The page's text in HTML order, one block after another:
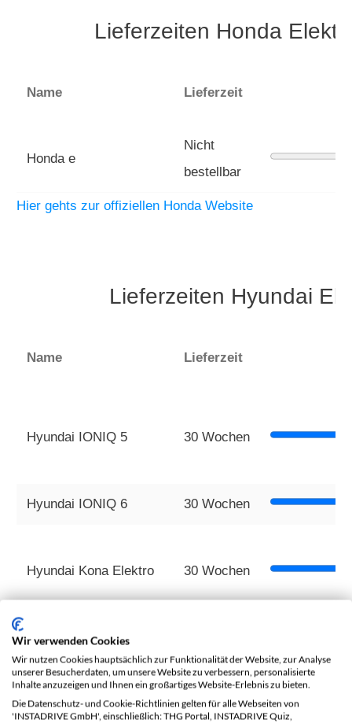
Lieferzeiten Honda
Name Lieferzeit
Honda e
Nicht
bestellbar
Hier gehts zur offiziellen Honda Website
Lieferzeiten Hyundai
Name Lieferzeit
Hyundai IONIQ 5 30 Wochen
Hyundai IONIQ 6 30 Wochen
Hyundai Kona Elektro 30 Wochen
Hier gehts zur offiziellen Hyundai Website
Wir verwenden Cookies
Wir nutzen Cookies hauptsächlich zur Funktionalität der Website, zur Analyse
unserer Besucherdaten, um unsere Website zu verbessern, personalisierte
Inhalte anzuzeigen und Ihnen ein großartiges Website-Erlebnis zu bieten.
Die Datenschutz- und Cookie-Richtlinien gelten für alle Webseiten von
'INSTADRIVE GmbH', einschließlich: THG Portal, INSTADRIVE Quiz,